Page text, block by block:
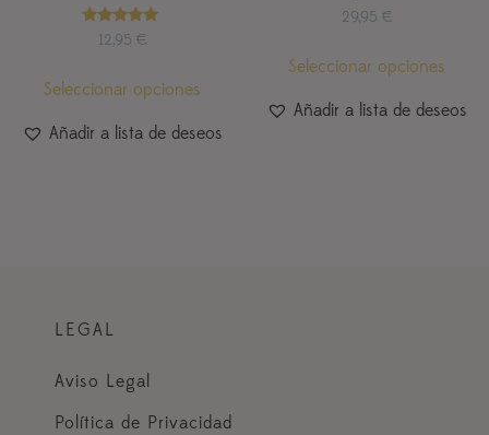
Valorado
con
12,95 €
Seleccionar opciones
Añadir a lista de deseos
29,95 €
Seleccionar opciones
Añadir a lista de deseos
LEGAL
Aviso Legal
Política de Privacidad